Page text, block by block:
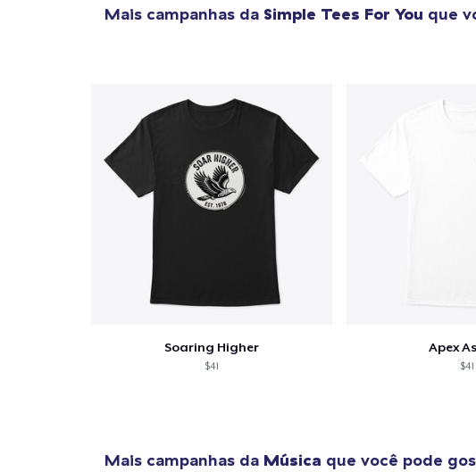
Mais campanhas da Simple Tees For You que
Soaring Higher
$41
Apex
$41
Mais campanhas da Música que você pode